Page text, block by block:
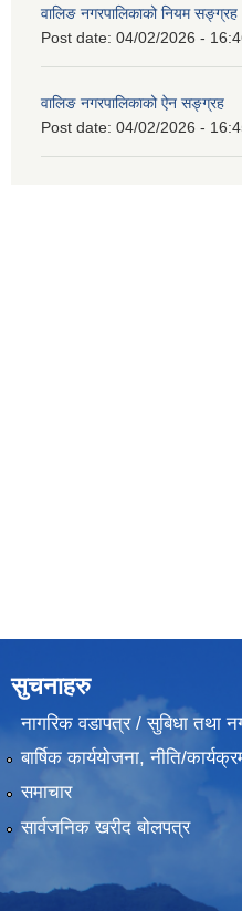
वालिङ नगरपालिकाको नियम सङ्ग्रह
Post date: 04/02/2026 -
वालिङ नगरपालिकाको ऐन सङ्ग्रह
Post date: 04/02/2026 -
सुचनाहरु
नागरिक वडापत्र / सुबिधा तथा
बार्षिक कार्ययोजना, नीति/
समाचार
सार्वजनिक खरीद बोलपत्र